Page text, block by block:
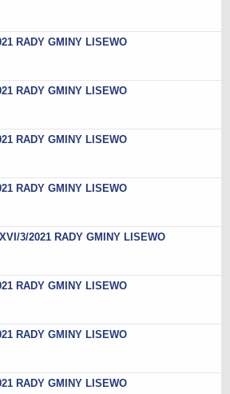
odpadami komunalnymi
dla przedszkoli
Podawcza
publicznej
RADY GMINY LISEWO
RADY GMINY LISEWO
RADY GMINY LISEWO
RADY GMINY LISEWO
3/2021 RADY GMINY LISEWO
RADY GMINY LISEWO
RADY GMINY LISEWO
RADY GMINY LISEWO